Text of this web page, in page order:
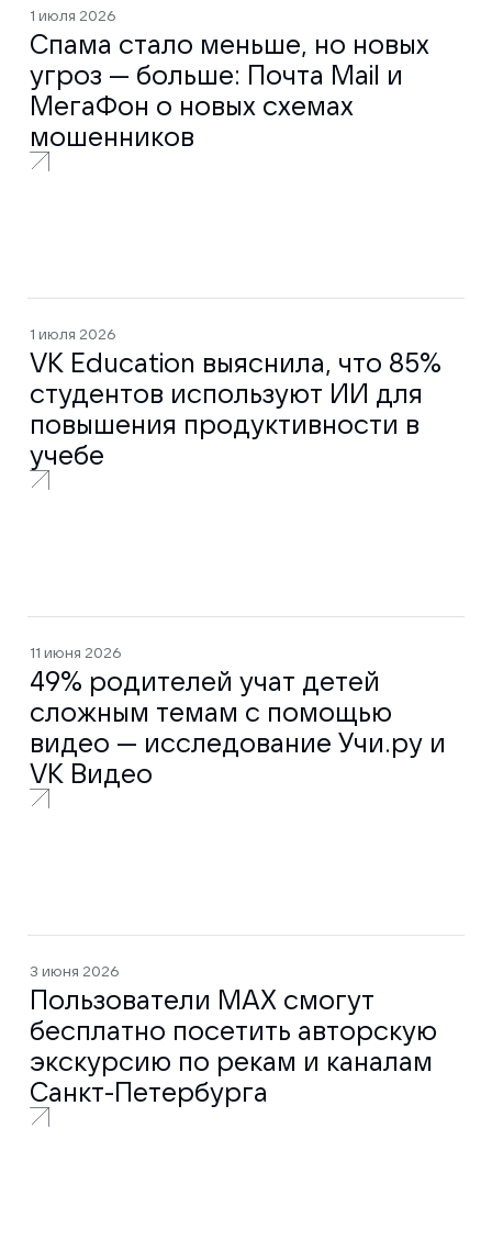
1 июля 2026
Спама стало меньше, но новых
угроз — больше: Почта Mail и
МегаФон о новых схемах
мошенников
1 июля 2026
VK Education выяснила, что 85%
студентов используют ИИ для
повышения продуктивности в
учебе
11 июня 2026
49% родителей учат детей
сложным темам с помощью
видео — исследование Учи.ру и
VK Видео
3 июня 2026
Пользователи МАХ смогут
бесплатно посетить авторскую
экскурсию по рекам и каналам
Санкт-Петербурга